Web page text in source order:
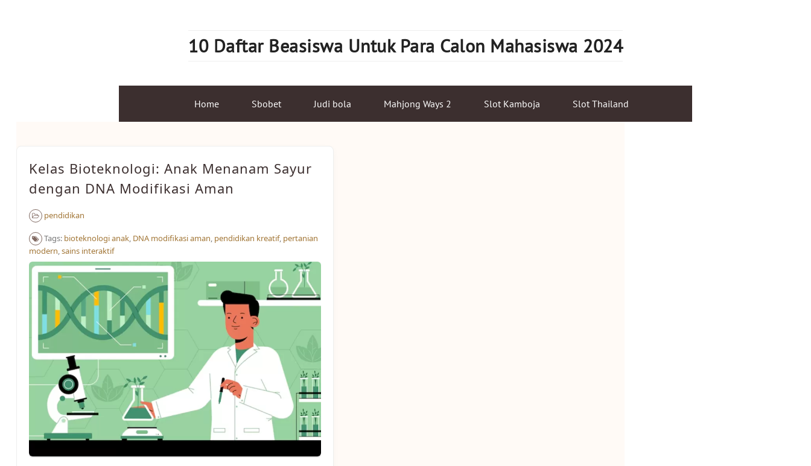
10 Daftar Beasiswa Untuk Para Calon Mahasiswa 2024
Home Sbobet Judi bola Mahjong Ways 2 Slot Kamboja Slot Thailand
Kelas Bioteknologi: Anak Menanam Sayur
dengan DNA Modifikasi Aman
pendidikan
Tags: bioteknologi anak, DNA modifikasi aman, pendidikan kreatif, pertanian
modern,sains interaktif